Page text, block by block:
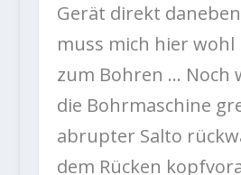
Gerät direkt
muss mich hier
zum Bohren … Noch
die Bohrmaschine
abrupter Salto
dem Rücken